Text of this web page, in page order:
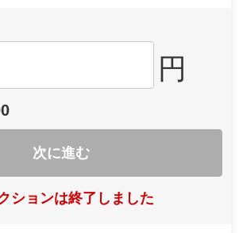
円
次に進む
ションは終了しました